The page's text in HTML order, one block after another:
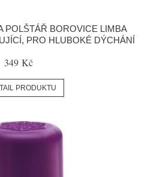
POLŠTÁŘ BOROVICE LIMBA
PRO HLUBOKÉ DÝCHÁNÍ
349 Kč
PRODUKTU